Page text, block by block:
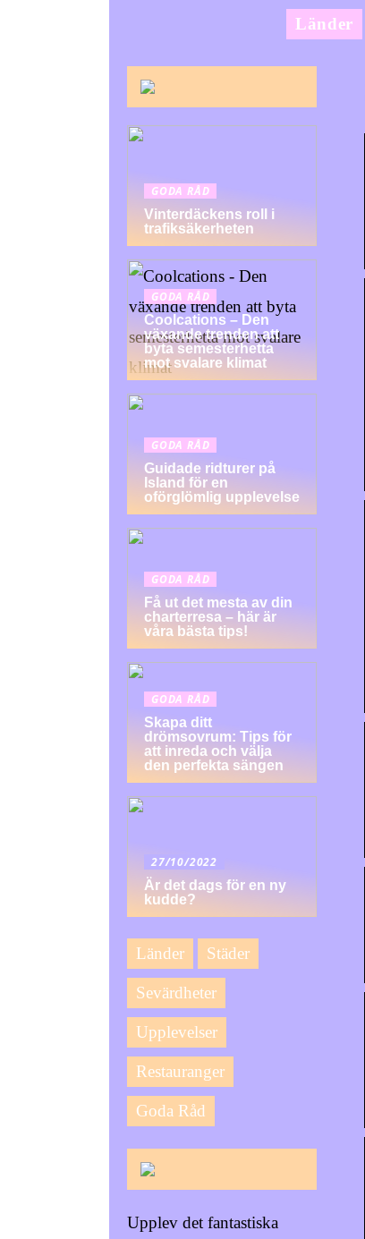
Länder
GODA RÅD
Vinterdäckens roll i
trafiksäkerheten
GODA RÅD
Coolcations – Den
växande trenden att
byta semesterhetta
mot svalare klimat
GODA RÅD
Guidade ridturer på
Island för en
oförglömlig upplevelse
GODA RÅD
Få ut det mesta av din
charterresa – här är
våra bästa tips!
GODA RÅD
Skapa ditt
drömsovrum: Tips för
att inreda och välja
den perfekta sängen
27/10/2022
Är det dags för en ny
kudde?
Länder Städer
Sevärdheter
Upplevelser
Restauranger
Goda Råd
Upplev det fantastiska